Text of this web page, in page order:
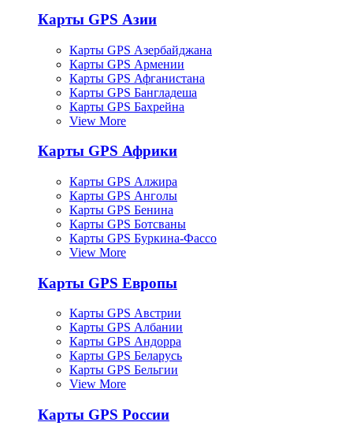
Карты GPS Азии
Карты GPS Азербайджана
Карты GPS Армении
Карты GPS Афганистана
Карты GPS Бангладеша
Карты GPS Бахрейна
View More
Карты GPS Африки
Карты GPS Алжира
Карты GPS Анголы
Карты GPS Бенина
Карты GPS Ботсваны
Карты GPS Буркина-Фассо
View More
Карты GPS Европы
Карты GPS Австрии
Карты GPS Албании
Карты GPS Андорра
Карты GPS Беларусь
Карты GPS Бельгии
View More
Карты GPS России